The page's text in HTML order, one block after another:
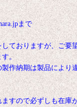
まで
ておりますが、ご要
す。
作納期は製品により
すので必ずしも在庫